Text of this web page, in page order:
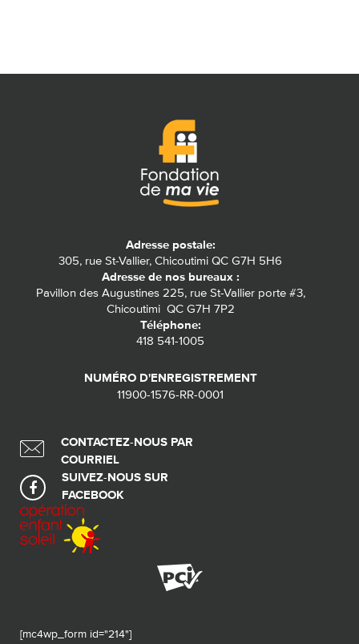
Adresse postale:
305, rue St-Vallier, Chicoutimi QC G7H 5H6
Adresse de nos bureaux :
Pavillon des Augustines 225, rue St-Vallier porte #3,
Chicoutimi QC G7H 7P2
Téléphone:
418 541-1005
NUMÉRO D'ENREGISTREMENT
11900-1576-RR-0001
CONTACTEZ-NOUS PAR
COURRIEL
SUIVEZ-NOUS SUR
FACEBOOK
[mc4wp_form id="214"]